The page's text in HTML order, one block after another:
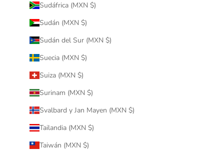
Sudáfrica (MXN $)
Sudán (MXN $)
Sudán del Sur (MXN $)
Suecia (MXN $)
Suiza (MXN $)
Surinam (MXN $)
Svalbard y Jan Mayen (MXN $)
Tailandia (MXN $)
Taiwán (MXN $)